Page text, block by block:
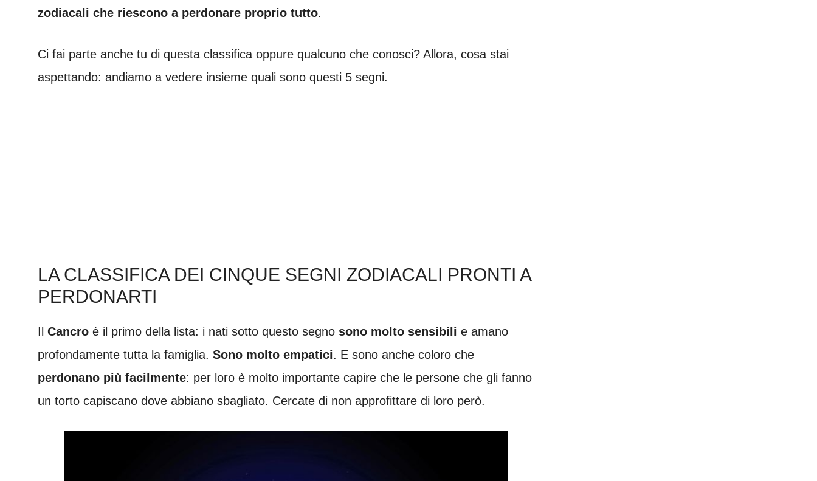
zodiacali che riescono a perdonare proprio tutto.
Ci fai parte anche tu di questa classifica oppure qualcuno che conosci? Allora, cosa stai
aspettando: andiamo a vedere insieme quali sono questi 5 segni.
LA CLASSIFICA DEI CINQUE SEGNI ZODIACALI PRONTI A
PERDONARTI
Il Cancro è il primo della lista: i nati sotto questo segno sono molto sensibili e amano
profondamente tutta la famiglia. Sono molto empatici. E sono anche coloro che
perdonano più facilmente: per loro è molto importante capire che le persone che gli fanno
un torto capiscano dove abbiano sbagliato. Cercate di non approfittare di loro però.